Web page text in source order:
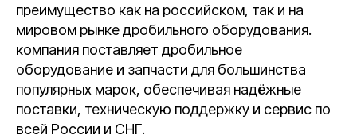
преимущество как на российском, так и на
мировом рынке дробильного оборудования.
компания поставляет дробильное
оборудование и запчасти для большинства
популярных марок, обеспечивая надёжные
поставки, техническую поддержку и сервис по
всей России и СНГ.